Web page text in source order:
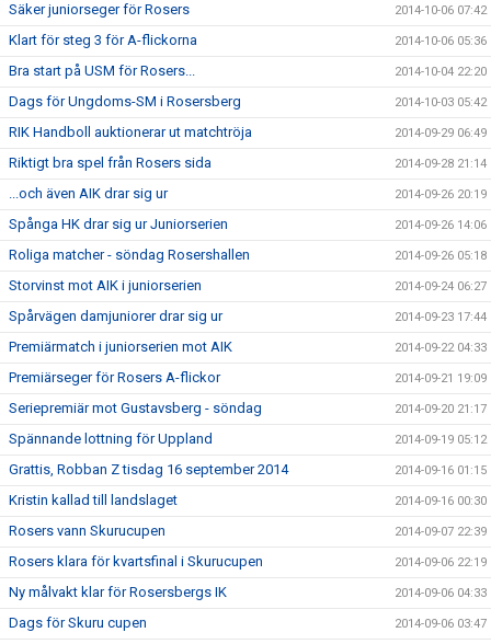
Säker juniorseger för Rosers 2014-10-06 07:42
Klart för steg 3 för A-flickorna 2014-10-06 05:36
Bra start på USM för Rosers... 2014-10-04 22:20
Dags för Ungdoms-SM i Rosersberg 2014-10-03 05:42
RIK Handboll auktionerar ut matchtröja 2014-09-29 06:49
Riktigt bra spel från Rosers sida 2014-09-28 21:14
...och även AIK drar sig ur 2014-09-26 20:19
Spånga HK drar sig ur Juniorserien 2014-09-26 14:06
Roliga matcher - söndag Rosershallen 2014-09-26 05:18
Storvinst mot AIK i juniorserien 2014-09-24 06:27
Spårvägen damjuniorer drar sig ur 2014-09-23 17:44
Premiärmatch i juniorserien mot AIK 2014-09-22 04:33
Premiärseger för Rosers A-flickor 2014-09-21 19:09
Seriepremiär mot Gustavsberg - söndag 2014-09-20 21:17
Spännande lottning för Uppland 2014-09-19 05:12
Grattis, Robban Z tisdag 16 september 2014 2014-09-16 01:15
Kristin kallad till landslaget 2014-09-16 00:30
Rosers vann Skurucupen 2014-09-07 22:39
Rosers klara för kvartsfinal i Skurucupen 2014-09-06 22:19
Ny målvakt klar för Rosersbergs IK 2014-09-06 04:33
Dags för Skuru cupen 2014-09-06 03:47